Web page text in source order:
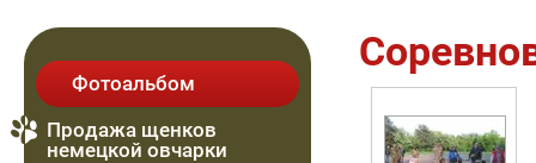
Фотоальбом
Продажа щенков
немецкой овчарки